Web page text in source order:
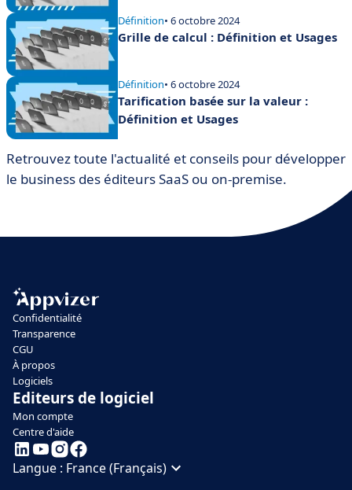
Définition• 6 octobre 2024
Grille de calcul : Définition et Usages
Définition• 6 octobre 2024
Tarification basée sur la valeur :
Définition et Usages
Retrouvez toute l'actualité et conseils pour développer
le business des éditeurs SaaS ou on-premise.
Confidentialité
Transparence
CGU
À propos
Logiciels
Editeurs de logiciel
Mon compte
Centre d'aide
Langue : France (Français)